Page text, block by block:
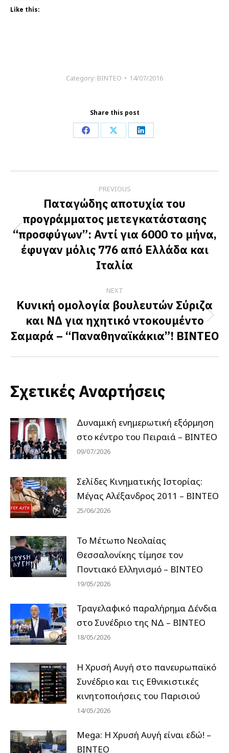
Like this:
Category: ΒΙΝΤΕΟ 14/07/2016
Share this post
Share
Facebook
Share
X
Share
LinkedIn
navigation
PREVIOUS
Previous
post:
Παταγώδης αποτυχία του
προγράμματος μετεγκατάστασης
“προσφύγων”: Αντί για 6000 το μήνα,
έφυγαν μόλις 776 από Ελλάδα και
Ιταλία
NEXT
Next
post:
Κυνική ομολογία βουλευτών Σύριζα
και ΝΔ για ηχητικό ντοκουμέντο
Σαμαρά – “Παναθηναϊκάκια”! ΒΙΝΤΕΟ
Σχετικές Αναρτήσεις
Δυναμική ενημερωτική εξόρμηση
στο κέντρο του Πειραιά – ΒΙΝΤΕΟ
09/07/2026
Σελίδες Κινηματικής Ιστορίας:
Μέγας Αλέξανδρος 2011 – ΒΙΝΤΕΟ
25/06/2026
Το Μέτωπο Νεολαίας
Θεσσαλονίκης τίμησε τον
Ποντιακό Ελληνισμό – ΒΙΝΤΕΟ
19/05/2026
Τραγελαφικό παραλήρημα Δένδια
στο Συνέδριο της ΝΔ – ΒΙΝΤΕΟ
18/05/2026
Η Χρυσή Αυγή στο πανευρωπαϊκό
Συνέδριο και τις Εθνικιστικές
κινητοποιήσεις του Παρισιού
14/05/2026
Mega: Η Χρυσή Αυγή είναι εδώ! –
ΒΙΝΤΕΟ